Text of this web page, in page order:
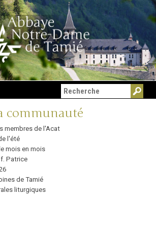
communauté
membres de l'Acat
l'été
mois en mois
Patrice
de Tamié
liturgiques